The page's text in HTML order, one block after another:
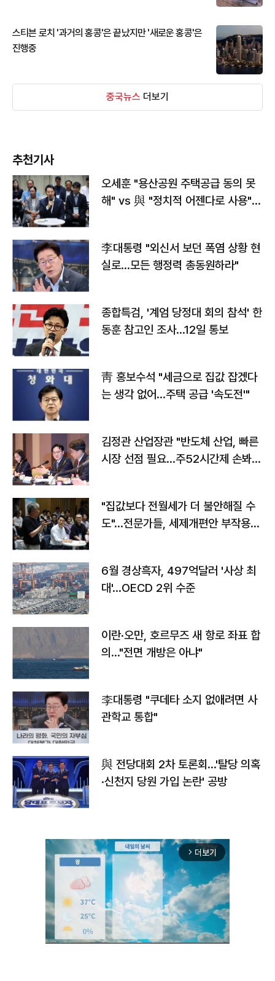
스티븐 로치 '과거의 홍콩'은 끝났지만 '새로운 홍콩'은
진행중
중국뉴스 더보기
추천기사
오세훈 "용산공원 주택공급 동의 못
해" vs 與 "정치적 어젠다로 사용"
李대통령 "외신서 보던 폭염 상황 현
실로…모든 행정력 총동원하라"
종합특검, '계엄 당정대 회의 참석' 한
동훈 참고인 조사...12일 통보
靑 홍보수석 "세금으로 집값 잡겠다
는 생각 없어…주택 공급 '속도전'"
김정관 산업장관 "반도체 산업, 빠른
시장 선점 필요…주52시간제 손봐
"집값보다 전월세가 더 불안해질 수
도"…전문가들, 세제개편안 부작용
6월 경상흑자, 497억달러 '사상 최
대'…OECD 2위 수준
이란·오만, 호르무즈 새 항로 좌표 합
의…"전면 개방은 아냐"
李대통령 "쿠데타 소지 없애려면 사
관학교 통합"
與 전당대회 2차 토론회…'탈당 의혹
·신천지 당원 가입 논란' 공방
arrow_forward_ios 더보기